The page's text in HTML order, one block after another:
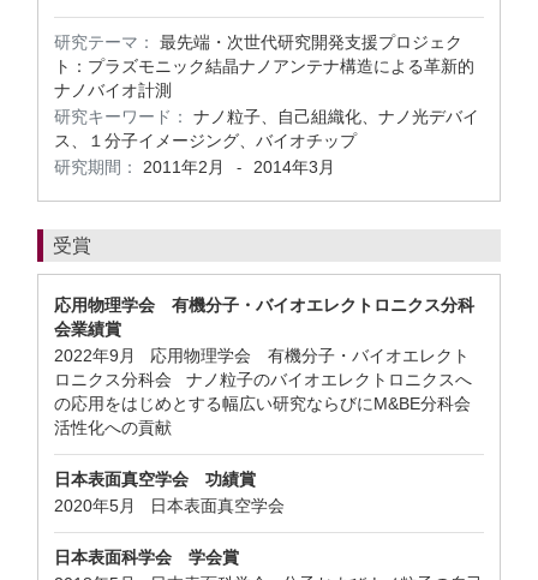
研究テーマ：
最先端・次世代研究開発支援プロジェク
ト：プラズモニック結晶ナノアンテナ構造による革新的
ナノバイオ計測
研究キーワード：
ナノ粒子、自己組織化、ナノ光デバイ
ス、１分子イメージング、バイオチップ
研究期間：
2011年2月 - 2014年3月
受賞
応用物理学会 有機分子・バイオエレクトロニクス分科
会業績賞
2022年9月 応用物理学会 有機分子・バイオエレクト
ロニクス分科会 ナノ粒子のバイオエレクトロニクスへ
の応用をはじめとする幅広い研究ならびにM&BE分科会
活性化への貢献
日本表面真空学会 功績賞
2020年5月 日本表面真空学会
日本表面科学会 学会賞